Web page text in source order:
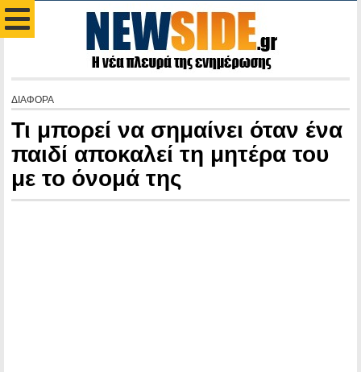
ΔΙΑΦΟΡΑ
Τι μπορεί να σημαίνει όταν ένα
παιδί αποκαλεί τη μητέρα του
με το όνομά της